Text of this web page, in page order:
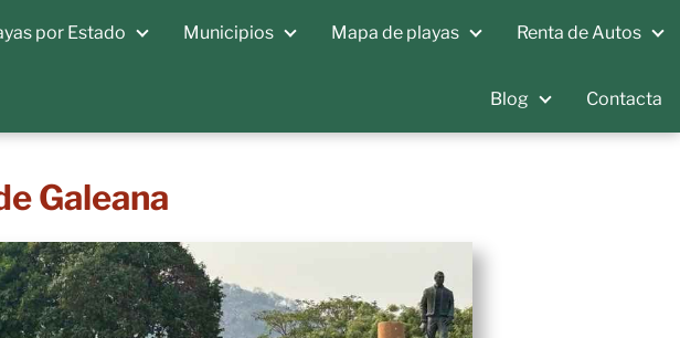
por Estado Municipios Mapa de playas Renta de Autos
Blog Contacta
Galeana